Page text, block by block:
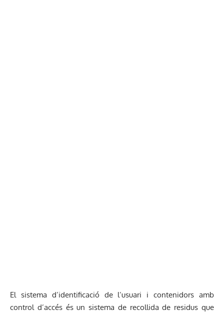
El sistema d’identificació de l’usuari i contenidors amb
control d’accés és un sistema de recollida de residus que